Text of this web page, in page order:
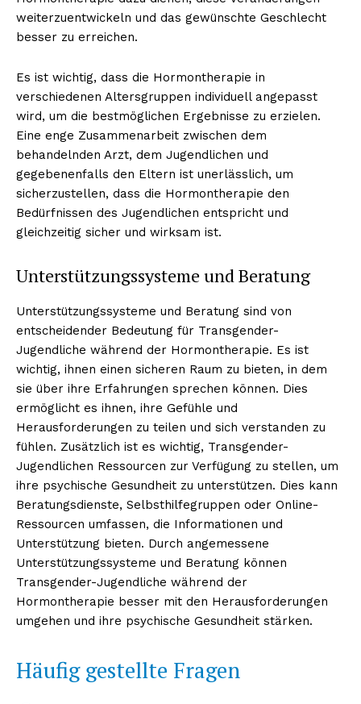
NEWSLETTER ABONNIEREN
Inhalte
weiterzuentwickeln und das gewünschte Geschlecht
besser zu erreichen.
Es ist wichtig, dass die Hormontherapie in
verschiedenen Altersgruppen individuell angepasst
wird, um die bestmöglichen Ergebnisse zu erzielen.
Eine enge Zusammenarbeit zwischen dem
behandelnden Arzt, dem Jugendlichen und
gegebenenfalls den Eltern ist unerlässlich, um
sicherzustellen, dass die Hormontherapie den
Bedürfnissen des Jugendlichen entspricht und
gleichzeitig sicher und wirksam ist.
Unterstützungssysteme und Beratung
Unterstützungssysteme und Beratung sind von
entscheidender Bedeutung für Transgender-
Jugendliche während der Hormontherapie. Es ist
wichtig, ihnen einen sicheren Raum zu bieten, in dem
sie über ihre Erfahrungen sprechen können. Dies
ermöglicht es ihnen, ihre Gefühle und
Herausforderungen zu teilen und sich verstanden zu
fühlen. Zusätzlich ist es wichtig, Transgender-
Jugendlichen Ressourcen zur Verfügung zu stellen, um
ihre psychische Gesundheit zu unterstützen. Dies kann
Beratungsdienste, Selbsthilfegruppen oder Online-
Ressourcen umfassen, die Informationen und
Unterstützung bieten. Durch angemessene
Unterstützungssysteme und Beratung können
Transgender-Jugendliche während der
Hormontherapie besser mit den Herausforderungen
umgehen und ihre psychische Gesundheit stärken.
Häufig gestellte Fragen